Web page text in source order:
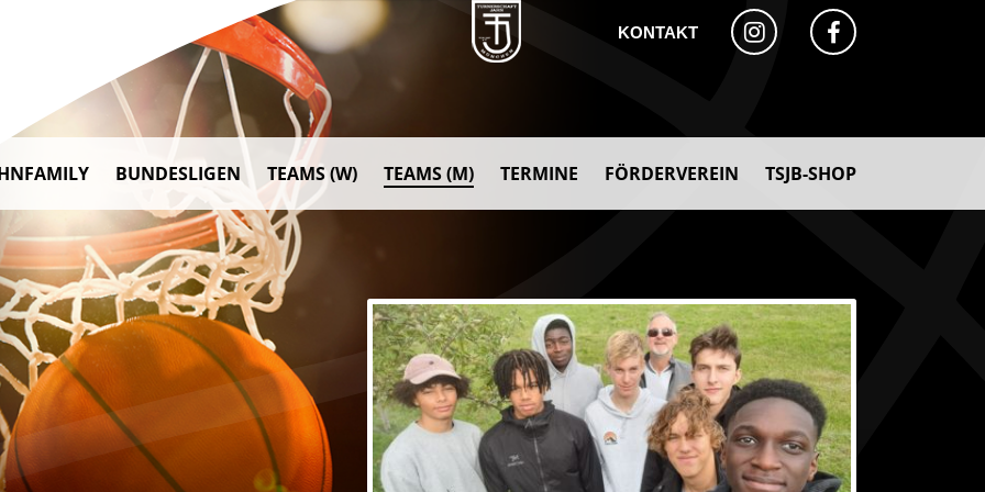
KONTAKT
BUNDESLIGEN TEAMS (W) TEAMS (M) TERMINE FÖRDERVEREIN TSJB-SHOP